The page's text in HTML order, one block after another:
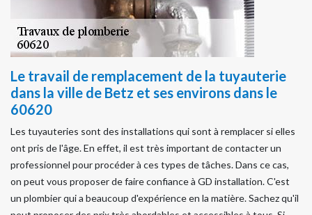
Le travail de remplacement de la tuyauterie
dans la ville de Betz et ses environs dans le
60620
Les tuyauteries sont des installations qui sont à remplacer si elles
ont pris de l'âge. En effet, il est très important de contacter un
professionnel pour procéder à ces types de tâches. Dans ce cas,
on peut vous proposer de faire confiance à GD installation. C'est
un plombier qui a beaucoup d'expérience en la matière. Sachez qu'il